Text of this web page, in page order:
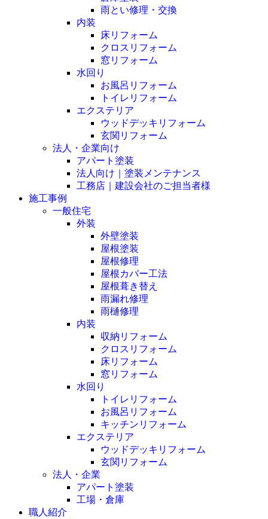
雨とい修理・交換
内装
床リフォーム
クロスリフォーム
窓リフォーム
水回り
お風呂リフォーム
トイレリフォーム
エクステリア
ウッドデッキリフォーム
玄関リフォーム
法人・企業向け
アパート塗装
法人向け｜塗装メンテナンス
工務店｜建設会社のご担当者様
施工事例
一般住宅
外装
外壁塗装
屋根塗装
屋根修理
屋根カバー工法
屋根葺き替え
雨漏れ修理
雨樋修理
内装
収納リフォーム
クロスリフォーム
床リフォーム
窓リフォーム
水回り
トイレリフォーム
お風呂リフォーム
キッチンリフォーム
エクステリア
ウッドデッキリフォーム
玄関リフォーム
法人・企業
アパート塗装
工場・倉庫
職人紹介